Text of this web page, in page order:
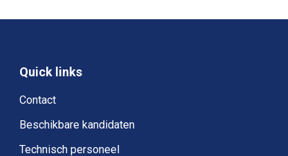
Quick links
Contact
Beschikbare kandidaten
Technisch personeel